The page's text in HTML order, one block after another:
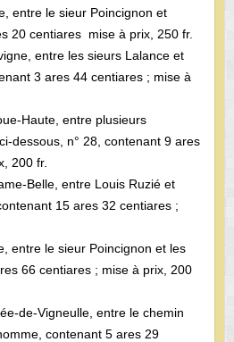
entre le sieur Poincignon et
20 centiares mise à prix, 250 fr.
entre les sieurs Lalance et
3 ares 44 centiares ; mise à
Haute, entre plusieurs
dessous, n° 28, contenant 9 ares
200 fr.
Belle, entre Louis Ruzié et
15 ares 32 centiares ;
entre le sieur Poincignon et les
66 centiares ; mise à prix, 200
de-Vigneulle, entre le chemin
contenant 5 ares 29